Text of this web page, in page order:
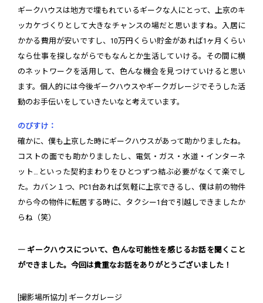
ギークハウスは地方で埋もれているギークな人にとって、上京のキ
ッカケづくりとして大きなチャンスの場だと思いますね。入居に
かかる費用が安いですし、10万円くらい貯金があれば1ヶ月くらい
なら仕事を探しながらでもなんとか生活していける。その間に横
のネットワークを活用して、色んな機会を見つけていけると思い
ます。個人的には今後ギークハウスやギークガレージでそうした活
動のお手伝いをしていきたいなと考えています。
のびすけ：
確かに、僕も上京した時にギークハウスがあって助かりましたね。
コストの面でも助かりましたし、電気・ガス・水道・インターネ
ット…といった契約まわりをひとつずつ結ぶ必要がなくて楽でし
た。カバン１つ、PC1台あれば気軽に上京できるし、僕は前の物件
から今の物件に転居する時に、タクシー1台で引越しできましたか
らね（笑）
― ギークハウスについて、色んな可能性を感じるお話を聞くこと
ができました。今回は貴重なお話をありがとうございました！
[撮影場所協力] ギークガレージ